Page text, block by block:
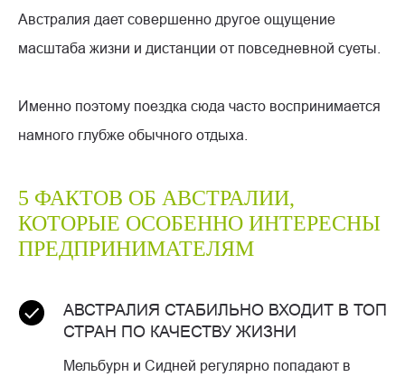
Австралия дает совершенно другое ощущение
масштаба жизни и дистанции от повседневной суеты.
Именно поэтому поездка сюда часто воспринимается
намного глубже обычного отдыха.
5 ФАКТОВ ОБ АВСТРАЛИИ,
КОТОРЫЕ ОСОБЕННО ИНТЕРЕСНЫ
ПРЕДПРИНИМАТЕЛЯМ
АВСТРАЛИЯ СТАБИЛЬНО ВХОДИТ В ТОП
СТРАН ПО КАЧЕСТВУ ЖИЗНИ
Мельбурн и Сидней регулярно попадают в